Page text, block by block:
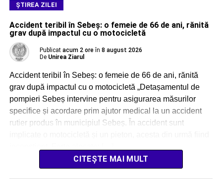
ŞTIREA ZILEI
Accident teribil în Sebeș: o femeie de 66 de ani, rănită
grav după impactul cu o motocicletă
Publicat acum 2 ore în 8 august 2026
De Unirea Ziarul
Accident teribil în Sebeș: o femeie de 66 de ani, rănită
grav după impactul cu o motocicletă „Detașamentul de
pompieri Sebeș intervine pentru asigurarea măsurilor
specifice și acordare prim ajutor medical la un accident
rutier produs în municipiul Sebeș. În accident sunt
CITEȘTE MAI MULT